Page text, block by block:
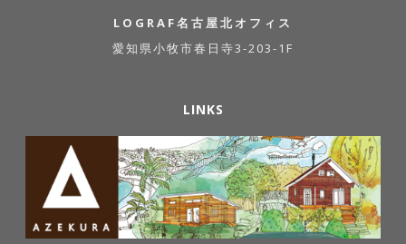
LOGRAF名古屋北オフィス
愛知県小牧市春日寺3-203-1F
LINKS